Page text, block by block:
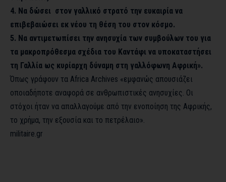
4. Να δώσει στον γαλλικό στρατό την ευκαιρία να
επιβεβαιώσει εκ νέου τη θέση του στον κόσμο.
5. Να αντιμετωπίσει την ανησυχία των συμβούλων του για
τα μακροπρόθεσμα σχέδια του Καντάφι να υποκαταστήσει
τη Γαλλία ως κυρίαρχη δύναμη στη γαλλόφωνη Αφρική».
Όπως γράφουν τα Africa Archives «εμφανώς απουσιάζει
οποιαδήποτε αναφορά σε ανθρωπιστικές ανησυχίες. Οι
στόχοι ήταν να απαλλαγούμε από την ενοποίηση της Αφρικής,
το χρήμα, την εξουσία και το πετρέλαιο».
militaire.gr